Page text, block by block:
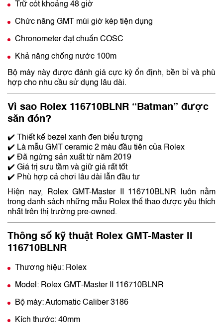
Trữ cót khoảng 48 giờ
Chức năng GMT múi giờ kép tiện dụng
Chronometer đạt chuẩn COSC
Khả năng chống nước 100m
Bộ máy này được đánh giá cực kỳ ổn định, bền bỉ và phù
hợp cho nhu cầu sử dụng lâu dài.
Vì sao Rolex 116710BLNR “Batman” được
săn đón?
✔️ Thiết kế bezel xanh đen biểu tượng
✔️ Là mẫu GMT ceramic 2 màu đầu tiên của Rolex
✔️ Đã ngừng sản xuất từ năm 2019
✔️ Giá trị sưu tầm và giữ giá rất tốt
✔️ Phù hợp cả chơi lâu dài lẫn đầu tư
Hiện nay, Rolex GMT-Master II 116710BLNR luôn nằm
trong danh sách những mẫu Rolex thể thao được yêu thích
nhất trên thị trường pre-owned.
Thông số kỹ thuật Rolex GMT-Master II
116710BLNR
Thương hiệu: Rolex
Model: Rolex GMT‑Master II 116710BLNR
Bộ máy: Automatic Caliber 3186
Kích thước: 40mm